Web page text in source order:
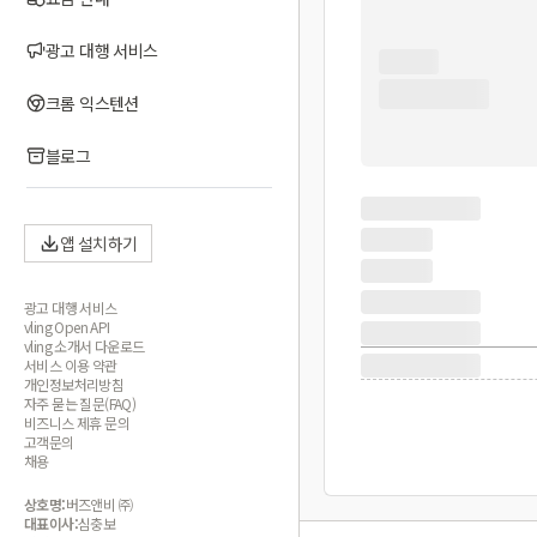
광고 대행 서비스
크롬 익스텐션
블로그
앱 설치하기
광고 대행 서비스
vling Open API
vling 소개서 다운로드
서비스 이용 약관
개인정보처리방침
자주 묻는 질문(FAQ)
비즈니스 제휴 문의
고객문의
채용
상호명:버즈앤비 ㈜
대표이사:심충보